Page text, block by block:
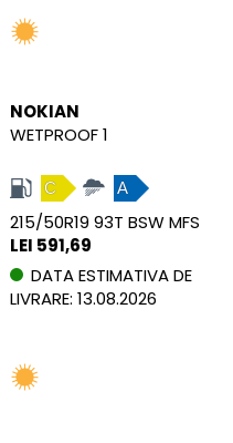
NOKIAN
WETPROOF 1
C A
215/50R19 93T BSW MFS
LEI 591,69
DATA ESTIMATIVA DE
LIVRARE: 13.08.2026